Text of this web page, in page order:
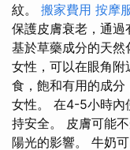
紋。 搬家費用 按摩
保護皮膚衰老，通過
基於草藥成分的天
女性，可以在眼角
食，飽和有用的成
女性。 在4-5小時內
持安全。 皮膚可能
陽光的影響。 牛奶